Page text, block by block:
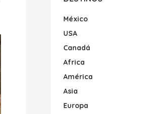
México
USA
Canadá
Africa
América
Asia
Europa